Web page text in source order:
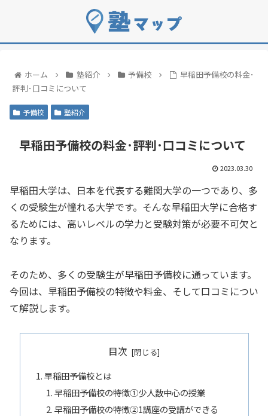
ホーム 塾紹介 予備校
早稲田予備校の料金･
評判･口コミについて
予備校 塾紹介
早稲田予備校の料金･評判･口コミについて
2023.03.30
早稲田大学は、日本を代表する難関大学の一つであり、多
くの受験生が憧れる大学です。そんな早稲田大学に合格す
るためには、高いレベルの学力と受験対策が必要不可欠と
なります。
そのため、多くの受験生が早稲田予備校に通っています。
今回は、早稲田予備校の特徴や料金、そして口コミについ
て解説します。
目次
早稲田予備校とは
早稲田予備校の特徴①少人数中心の授業
早稲田予備校の特徴②1講座の受講ができる